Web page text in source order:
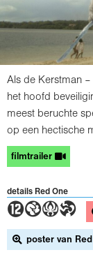
Als de Kerstman
het hoofd
meest beruchte
op een hectische
filmtrailer
details Red One
4GAT
poster van